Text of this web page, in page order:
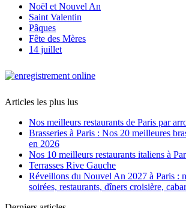
Noël et Nouvel An
Saint Valentin
Pâques
Fête des Mères
14 juillet
Articles les plus lus
Nos meilleurs restaurants de Paris par
Brasseries à Paris : Nos 20 meilleures
en 2026
Nos 10 meilleurs restaurants italiens à
Terrasses Rive Gauche
Réveillons du Nouvel An 2027 à Paris :
soirées, restaurants, dîners croisière,